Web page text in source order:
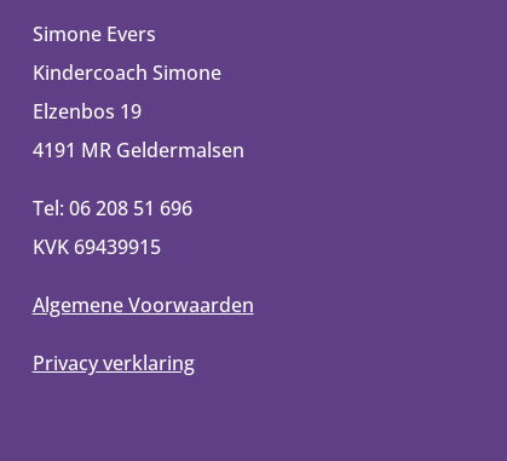
Simone Evers
Kindercoach Simone
Elzenbos 19
4191 MR Geldermalsen
Tel: 06 208 51 696
KVK 69439915
Algemene Voorwaarden
Privacy verklaring